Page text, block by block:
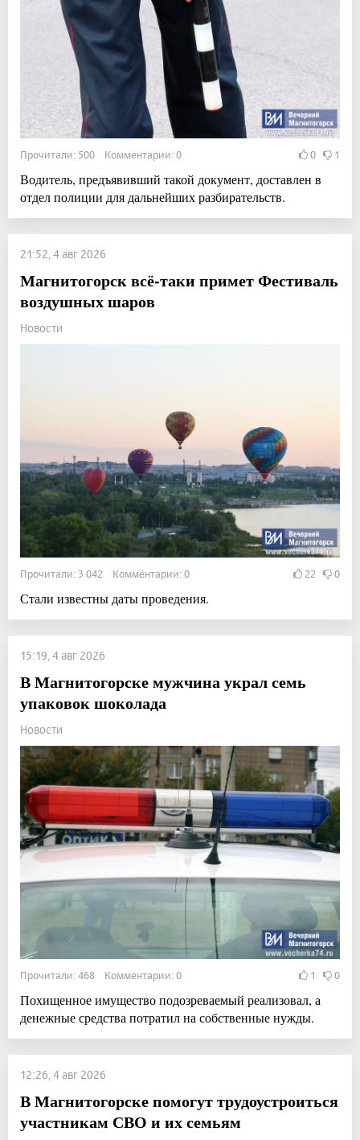
Прочитали: 500 Комментарии: 0 0 1
Водитель, предъявивший такой документ, доставлен в
отдел полиции для дальнейших разбирательств.
21:52, 4 авг 2026
Магнитогорск всё-таки примет Фестиваль
воздушных шаров
Новости
Прочитали: 3 042 Комментарии: 0 22 0
Стали известны даты проведения.
15:19, 4 авг 2026
В Магнитогорске мужчина украл семь
упаковок шоколада
Новости
Прочитали: 468 Комментарии: 0 1 0
Похищенное имущество подозреваемый реализовал, а
денежные средства потратил на собственные нужды.
12:26, 4 авг 2026
В Магнитогорске помогут трудоустроиться
участникам СВО и их семьям